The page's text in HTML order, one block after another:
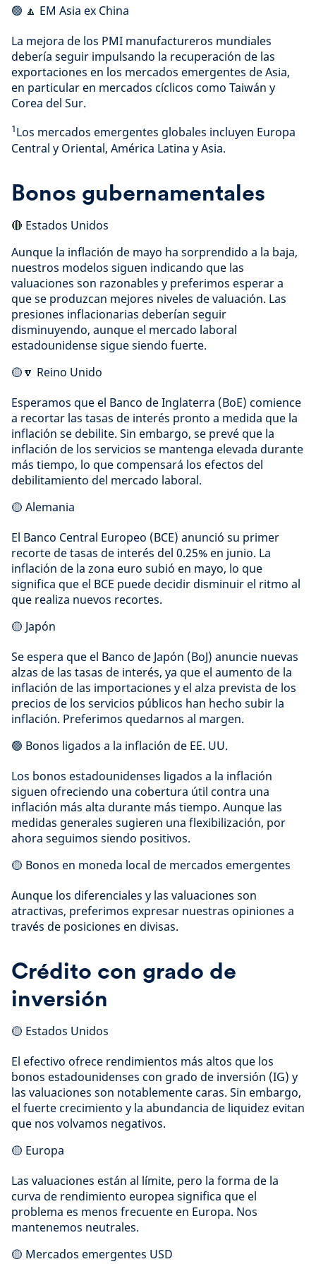
🟢 🔼 EM Asia ex China
La mejora de los PMI manufactureros mundiales
debería seguir impulsando la recuperación de las
exportaciones en los mercados emergentes de Asia,
en particular en mercados cíclicos como Taiwán y
Corea del Sur.
1Los mercados emergentes globales incluyen Europa
Central y Oriental, América Latina y Asia.
Bonos gubernamentales
🔴 Estados Unidos
Aunque la inflación de mayo ha sorprendido a la baja,
nuestros modelos siguen indicando que las
valuaciones son razonables y preferimos esperar a
que se produzcan mejores niveles de valuación. Las
presiones inflacionarias deberían seguir
disminuyendo, aunque el mercado laboral
estadounidense sigue siendo fuerte.
🟡🔽 Reino Unido
Esperamos que el Banco de Inglaterra (BoE) comience
a recortar las tasas de interés pronto a medida que la
inflación se debilite. Sin embargo, se prevé que la
inflación de los servicios se mantenga elevada durante
más tiempo, lo que compensará los efectos del
debilitamiento del mercado laboral.
🟡 Alemania
El Banco Central Europeo (BCE) anunció su primer
recorte de tasas de interés del 0.25% en junio. La
inflación de la zona euro subió en mayo, lo que
significa que el BCE puede decidir disminuir el ritmo al
que realiza nuevos recortes.
🟡 Japón
Se espera que el Banco de Japón (BoJ) anuncie nuevas
alzas de las tasas de interés, ya que el aumento de la
inflación de las importaciones y el alza prevista de los
precios de los servicios públicos han hecho subir la
inflación. Preferimos quedarnos al margen.
🟢 Bonos ligados a la inflación de EE. UU.
Los bonos estadounidenses ligados a la inflación
siguen ofreciendo una cobertura útil contra una
inflación más alta durante más tiempo. Aunque las
medidas generales sugieren una flexibilización, por
ahora seguimos siendo positivos.
🟡 Bonos en moneda local de mercados emergentes
Aunque los diferenciales y las valuaciones son
atractivas, preferimos expresar nuestras opiniones a
través de posiciones en divisas.
Crédito con grado de
inversión
🟡 Estados Unidos
El efectivo ofrece rendimientos más altos que los
bonos estadounidenses con grado de inversión (IG) y
las valuaciones son notablemente caras. Sin embargo,
el fuerte crecimiento y la abundancia de liquidez evitan
que nos volvamos negativos.
🟡 Europa
Las valuaciones están al límite, pero la forma de la
curva de rendimiento europea significa que el
problema es menos frecuente en Europa. Nos
mantenemos neutrales.
🟡 Mercados emergentes USD